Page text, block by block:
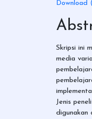
Download
Skripsi ini
media
Jenis
digunakan